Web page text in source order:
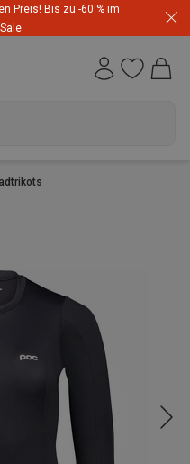
Preis! Bis zu -60 % im